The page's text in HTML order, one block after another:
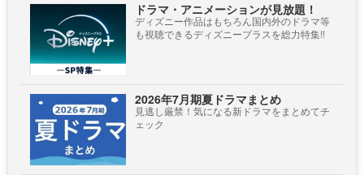
ドラマ・アニメーションが見放題！
ディズニー作品はもちろん国内外のドラマ等
も視聴できるディズニープラスを総力特集!!
2026年7月期夏ドラマまとめ
見逃し厳禁！気になる新ドラマをまとめてチ
ェック